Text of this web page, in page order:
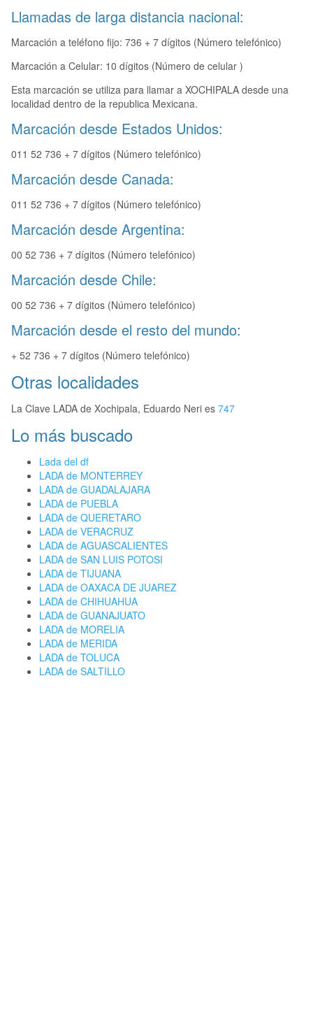
Llamadas de larga distancia nacional:
Marcación a teléfono fijo: 736 + 7 dígitos (Número telefónico)
Marcación a Celular: 10 dígitos (Número de celular )
Esta marcación se utiliza para llamar a XOCHIPALA desde una
localidad dentro de la republica Mexicana.
Marcación desde Estados Unidos:
011 52 736 + 7 dígitos (Número telefónico)
Marcación desde Canada:
011 52 736 + 7 dígitos (Número telefónico)
Marcación desde Argentina:
00 52 736 + 7 dígitos (Número telefónico)
Marcación desde Chile:
00 52 736 + 7 dígitos (Número telefónico)
Marcación desde el resto del mundo:
+ 52 736 + 7 dígitos (Número telefónico)
Otras localidades
La Clave LADA de Xochipala, Eduardo Neri es 747
Lo más buscado
Lada del df
LADA de MONTERREY
LADA de GUADALAJARA
LADA de PUEBLA
LADA de QUERETARO
LADA de VERACRUZ
LADA de AGUASCALIENTES
LADA de SAN LUIS POTOSI
LADA de TIJUANA
LADA de OAXACA DE JUAREZ
LADA de CHIHUAHUA
LADA de GUANAJUATO
LADA de MORELIA
LADA de MERIDA
LADA de TOLUCA
LADA de SALTILLO